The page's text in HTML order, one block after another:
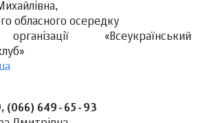
обласного осередку
«Всеукраїнський
(066) 649-65-93